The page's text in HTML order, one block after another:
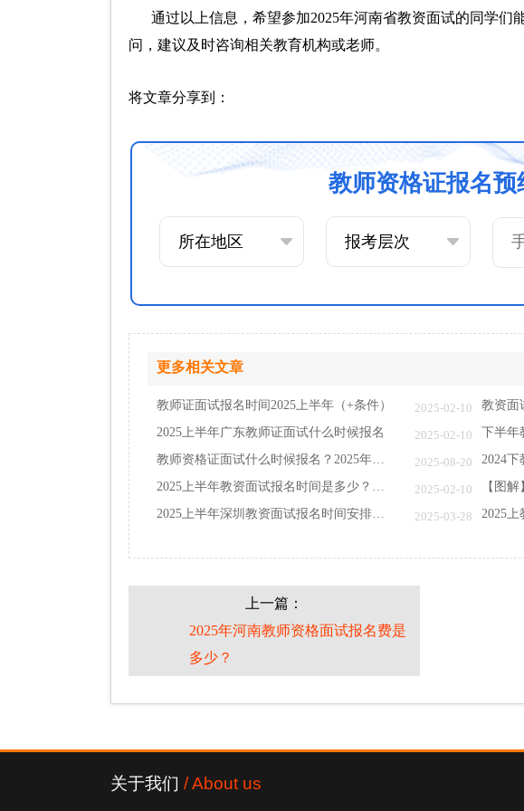
通过以上信息，希望参加2025年河南省教资面试的同学
问，建议及时咨询相关教育机构或老师。
将文章分享到：
教师资格证报名预
更多相关文章
教师证面试报名时间2025上半年（+条件） 2025-02-10 教资面
2025上半年广东教师证面试什么时候报名
2025-02-10
2025-08-20 2024
2025-02-10 【图
2025-03-28
上一篇：
2025年河南教师资格面试报名费是
多少？
关于我们 / About us